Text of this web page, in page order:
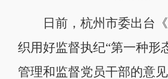
日前，杭州市委出台《
织用好监督执纪“第一种形
管理和监督党员干部的意